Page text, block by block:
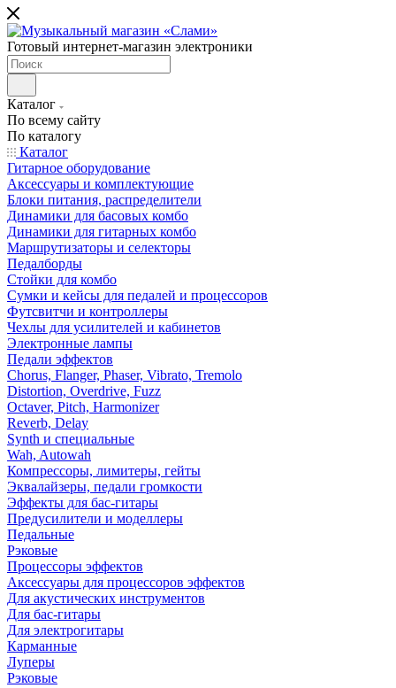
Готовый интернет-магазин электроники
Каталог
По всему сайту
По каталогу
Каталог
Гитарное оборудование
Аксессуары и комплектующие
Блоки питания, распределители
Динамики для басовых комбо
Динамики для гитарных комбо
Маршрутизаторы и селекторы
Педалборды
Стойки для комбо
Сумки и кейсы для педалей и процессоров
Футсвитчи и контроллеры
Чехлы для усилителей и кабинетов
Электронные лампы
Педали эффектов
Chorus, Flanger, Phaser, Vibrato, Tremolo
Distortion, Overdrive, Fuzz
Octaver, Pitch, Harmonizer
Reverb, Delay
Synth и специальные
Wah, Autowah
Компрессоры, лимитеры, гейты
Эквалайзеры, педали громкости
Эффекты для бас-гитары
Предусилители и моделлеры
Педальные
Рэковые
Процессоры эффектов
Аксессуары для процессоров эффектов
Для акустических инструментов
Для бас-гитары
Для электрогитары
Карманные
Луперы
Рэковые